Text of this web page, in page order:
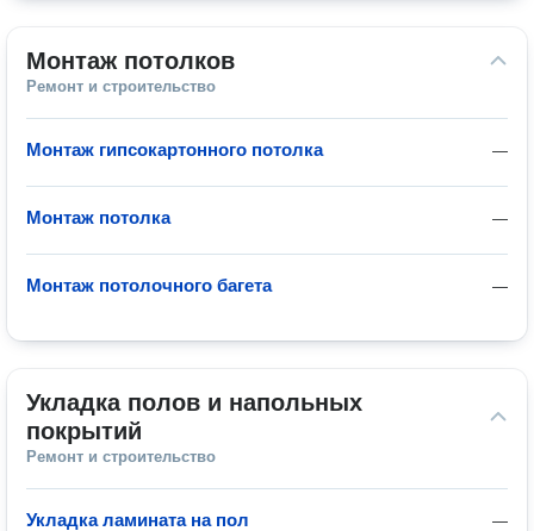
Монтаж потолков
Ремонт и строительство
—
Монтаж гипсокартонного потолка
—
Монтаж потолка
—
Монтаж потолочного багета
Укладка полов и напольных
покрытий
Ремонт и строительство
—
Укладка ламината на пол